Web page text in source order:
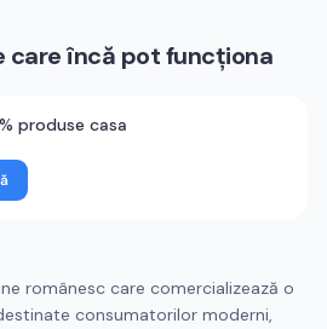
care încă pot funcționa
produse casa
românesc care comercializează o
consumatorilor moderni,